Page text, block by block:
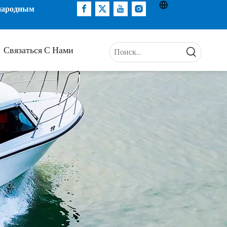
Связаться С Нами